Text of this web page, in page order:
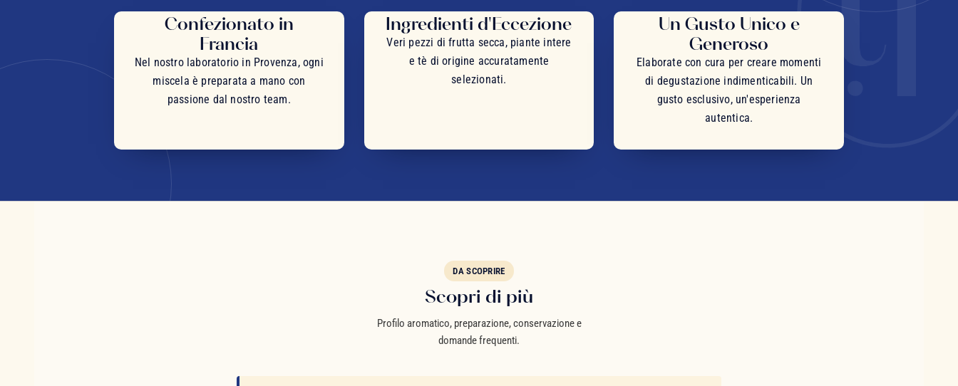
Confezionato in
Francia
Nel nostro laboratorio in Provenza, ogni
miscela è preparata a mano con
passione dal nostro team.
Ingredienti d'Eccezione
Veri pezzi di frutta secca, piante intere
e tè di origine accuratamente
selezionati.
Un Gusto Unico e
Generoso
Elaborate con cura per creare momenti
di degustazione indimenticabili. Un
gusto esclusivo, un'esperienza
autentica.
DA SCOPRIRE
Scopri di più
Profilo aromatico, preparazione, conservazione e
domande frequenti.